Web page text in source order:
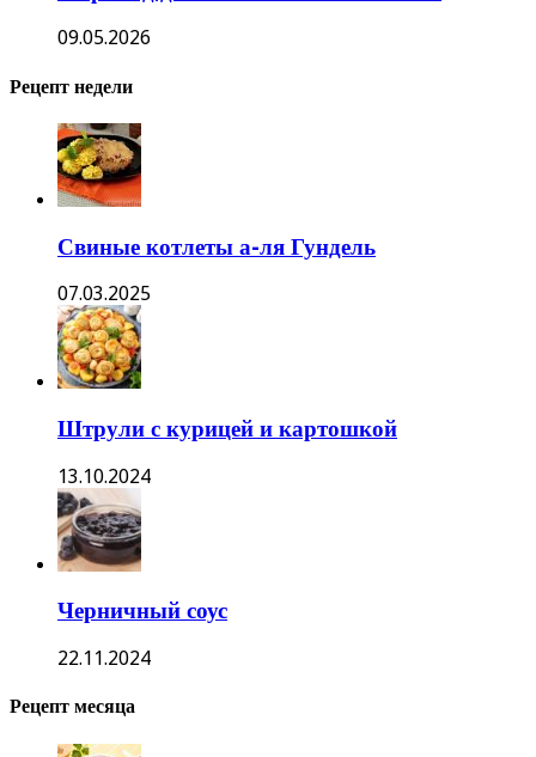
09.05.2026
Рецепт недели
Свиные котлеты а-ля Гундель
07.03.2025
Штрули с курицей и картошкой
13.10.2024
Черничный соус
22.11.2024
Рецепт месяца